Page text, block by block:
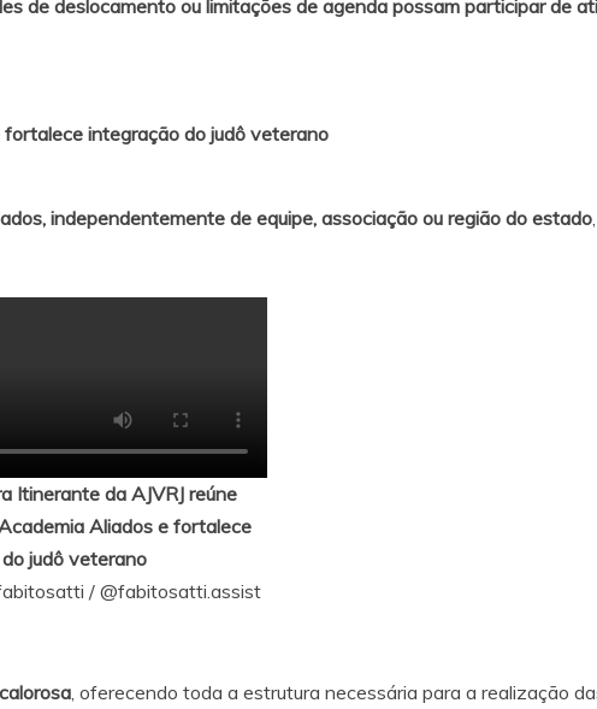
de deslocamento ou limitações de agenda possam participar de
integração do judô veterano
independentemente de equipe, associação ou região do estado
Itinerante da AJVRJ reúne
Aliados e fortalece
judô veterano
/ @fabitosatti.assist
calorosa, oferecendo toda a estrutura necessária para a realização